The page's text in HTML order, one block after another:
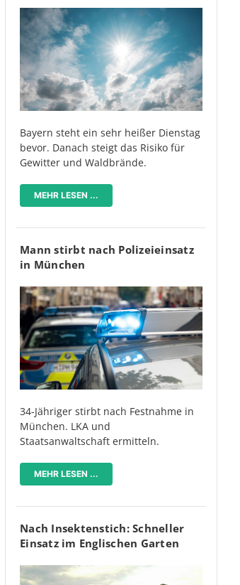
Bayern steht ein sehr heißer Dienstag
bevor. Danach steigt das Risiko für
Gewitter und Waldbrände.
MEHR LESEN ...
Mann stirbt nach Polizeieinsatz
in München
34-Jähriger stirbt nach Festnahme in
München. LKA und
Staatsanwaltschaft ermitteln.
MEHR LESEN ...
Nach Insektenstich: Schneller
Einsatz im Englischen Garten